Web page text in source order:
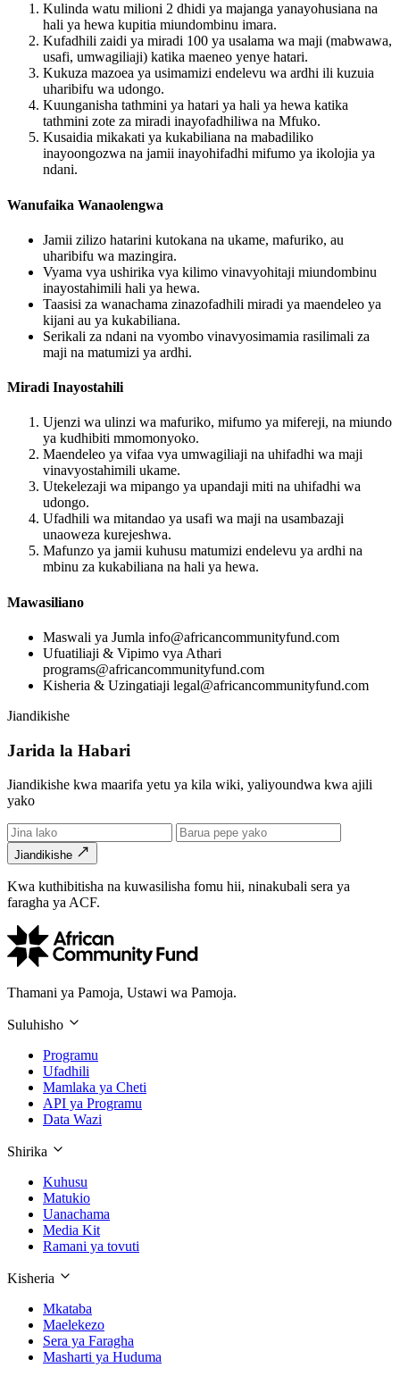
Kulinda watu milioni 2 dhidi ya majanga yanayohusiana na
hali ya hewa kupitia miundombinu imara.
Kufadhili zaidi ya miradi 100 ya usalama wa maji (mabwawa,
usafi, umwagiliaji) katika maeneo yenye hatari.
Kukuza mazoea ya usimamizi endelevu wa ardhi ili kuzuia
uharibifu wa udongo.
Kuunganisha tathmini ya hatari ya hali ya hewa katika
tathmini zote za miradi inayofadhiliwa na Mfuko.
Kusaidia mikakati ya kukabiliana na mabadiliko
inayoongozwa na jamii inayohifadhi mifumo ya ikolojia ya
ndani.
Wanufaika Wanaolengwa
Jamii zilizo hatarini kutokana na ukame, mafuriko, au
uharibifu wa mazingira.
Vyama vya ushirika vya kilimo vinavyohitaji miundombinu
inayostahimili hali ya hewa.
Taasisi za wanachama zinazofadhili miradi ya maendeleo ya
kijani au ya kukabiliana.
Serikali za ndani na vyombo vinavyosimamia rasilimali za
maji na matumizi ya ardhi.
Miradi Inayostahili
Ujenzi wa ulinzi wa mafuriko, mifumo ya mifereji, na miundo
ya kudhibiti mmomonyoko.
Maendeleo ya vifaa vya umwagiliaji na uhifadhi wa maji
vinavyostahimili ukame.
Utekelezaji wa mipango ya upandaji miti na uhifadhi wa
udongo.
Ufadhili wa mitandao ya usafi wa maji na usambazaji
unaoweza kurejeshwa.
Mafunzo ya jamii kuhusu matumizi endelevu ya ardhi na
mbinu za kukabiliana na hali ya hewa.
Mawasiliano
Maswali ya Jumla info@africancommunityfund.com
Ufuatiliaji & Vipimo vya Athari
programs@africancommunityfund.com
Kisheria & Uzingatiaji legal@africancommunityfund.com
Jiandikishe
Jarida la Habari
Jiandikishe kwa maarifa yetu ya kila wiki, yaliyoundwa kwa ajili
yako
Jiandikishe
Kwa kuthibitisha na kuwasilisha fomu hii, ninakubali sera ya
faragha ya ACF.
Thamani ya Pamoja, Ustawi wa Pamoja.
Suluhisho
Programu
Ufadhili
Mamlaka ya Cheti
API ya Programu
Data Wazi
Shirika
Kuhusu
Matukio
Uanachama
Media Kit
Ramani ya tovuti
Kisheria
Mkataba
Maelekezo
Sera ya Faragha
Masharti ya Huduma